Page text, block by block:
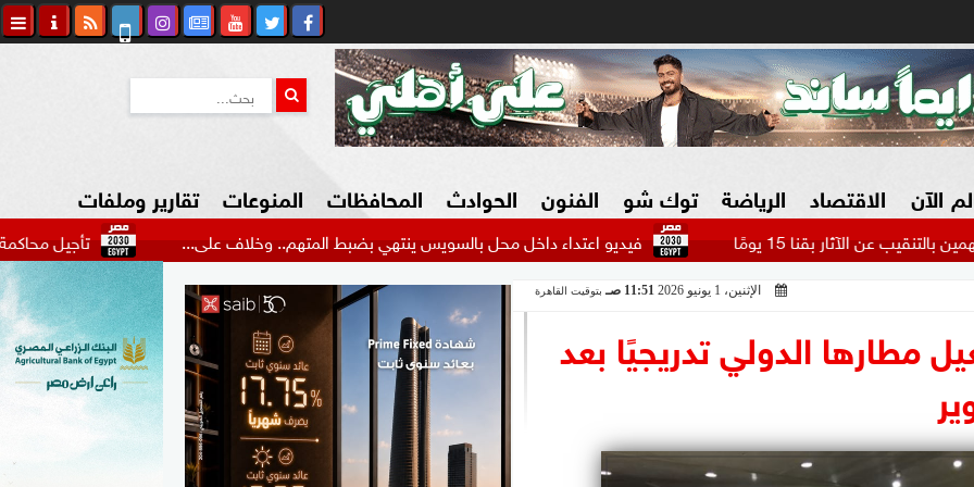
الآن الاقتصاد
الزراعة فى مصر
المسؤولية المجتمعية
الرياضة
بطولات عربية
بطولات عالمية
توك شو الفنون الحوادث
شكاوي المواطن
المحافظات المنوعات
السياحة في مصر
التكنولوجيا
المرأة والأسرة
السيارات
تقارير وملفات
تأجيل محاكمة عاطل فيديو اعتداء داخل محل بالسويس ينتهي بضبط المتهم.. وخلاف على...
الإثنين، 1 يونيو 2026 11:51 صـ بتوقيت القاهرة
مطارها الدولي تدريجيًا بعد